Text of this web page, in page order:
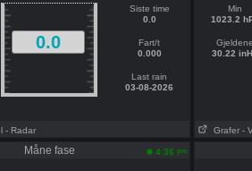
0.0
Siste time
0.0
Fart/t
0.000
Last rain
03-08-2026
- Radar
Min
1023.2
Gjeldene
30.22
Grafer -
Måne fase 4:36 pm